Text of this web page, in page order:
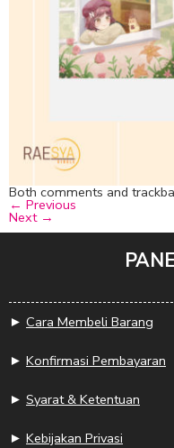
Both comments and
← Previous
Next →
► Cara Membeli Barang
► Konfirmasi Pembayaran
► Syarat & Ketentuan
► Kebijakan Privasi